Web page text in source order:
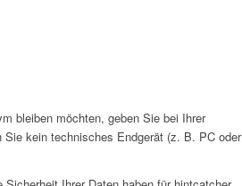
bleiben möchten, geben Sie bei Ihrer
kein technisches Endgerät (z. B. PC oder